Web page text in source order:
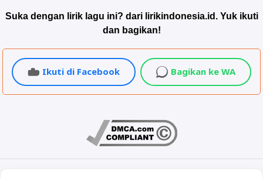
Suka dengan lirik lagu ini? dari lirikindonesia.id. Yuk ikuti
dan bagikan!
Ikuti di Facebook Bagikan ke WA